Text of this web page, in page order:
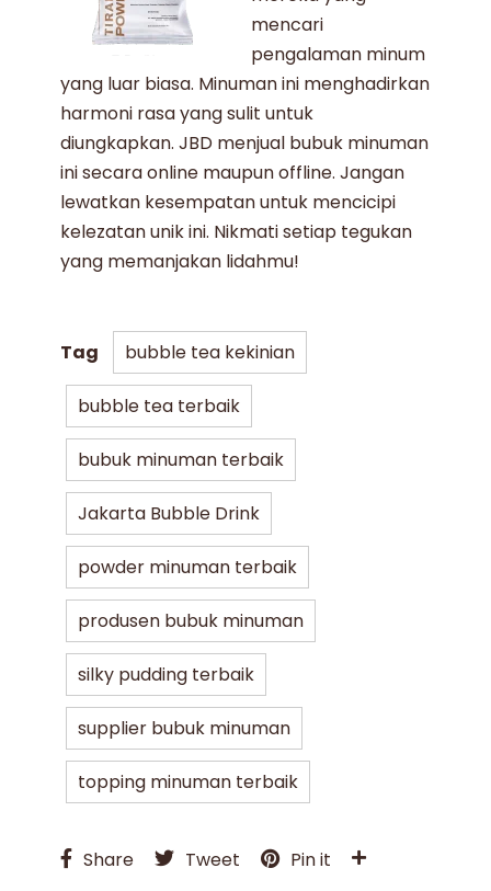
mencari
pengalaman minum
yang luar biasa. Minuman ini menghadirkan
harmoni rasa yang sulit untuk
diungkapkan. JBD menjual bubuk minuman
ini secara online maupun offline. Jangan
lewatkan kesempatan untuk mencicipi
kelezatan unik ini. Nikmati setiap tegukan
yang memanjakan lidahmu!
Tag bubble tea kekinian
bubble tea terbaik
bubuk minuman terbaik
Jakarta Bubble Drink
powder minuman terbaik
produsen bubuk minuman
silky pudding terbaik
supplier bubuk minuman
topping minuman terbaik
Share Tweet Pin it